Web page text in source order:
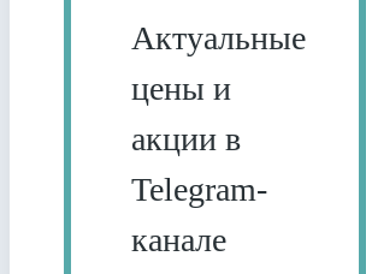
Актуальные
цены и
акции в
Telegram-
канале